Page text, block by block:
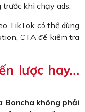
trước khi chạy ads.
TikTok có thể dùng
CTA để kiểm tra
lược hay…
Boncha không phải